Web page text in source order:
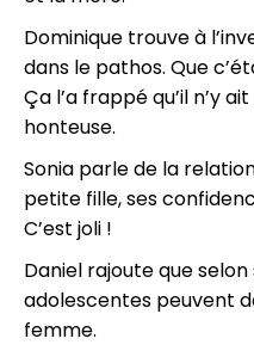
Dominique trouve à
dans le pathos. Que
Ça l’a frappé qu’il n’y
honteuse.
Sonia parle de la
petite fille, ses
C’est joli !
Daniel rajoute que
adolescentes peuvent
femme.